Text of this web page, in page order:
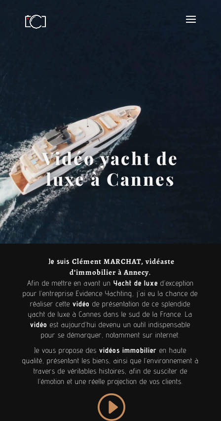
Vidéo yacht de
luxe à Cannes
Je suisClément MARCHAT, vidéaste
d’immobilier à Annecy.
Afin de mettre en avant un Yacht de luxe d’exception
pour l’entreprise Evidence Yachting, j’ai eu la chance de
réaliser cettevidéo de présentation de ce splendide
yacht de luxe à Cannes dans le sud de la France. La
vidéo est aujourd’hui devenu un outil indispensable
pour se démarquer, notamment sur internet.
Je vous propose desvidéos immobilier en haute
qualité, présentant les biens, ainsi que l’environnement à
travers de véritables histoires, afin de susciter de
l’émotion et une réelle projection de vos clients.